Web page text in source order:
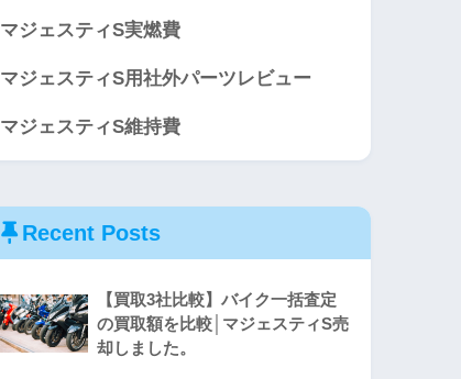
マジェスティS実燃費
マジェスティS用社外パーツレビュー
マジェスティS維持費
Recent Posts
【買取3社比較】バイク一括査定
の買取額を比較│マジェスティS売
却しました。